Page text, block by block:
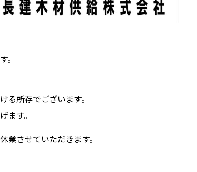
。
所存でございます。
ます。
業させていただきます。